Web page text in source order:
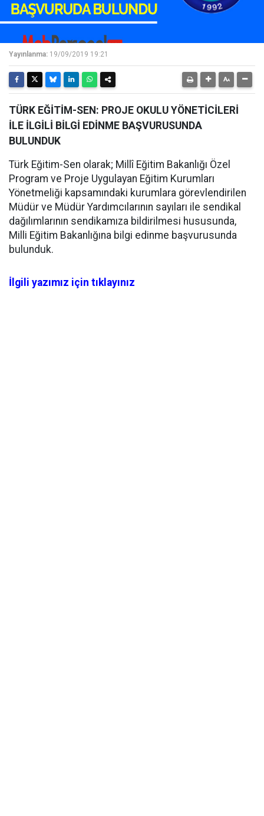
Yayınlanma: 19/09/2019 19:21
TÜRK EĞİTİM-SEN: PROJE OKULU YÖNETİCİLERİ
İLE İLGİLİ BİLGİ EDİNME BAŞVURUSUNDA
BULUNDUK
Türk Eğitim-Sen olarak; Millî Eğitim Bakanlığı Özel
Program ve Proje Uygulayan Eğitim Kurumları
Yönetmeliği kapsamındaki kurumlara görevlendirilen
Müdür ve Müdür Yardımcılarının sayıları ile sendikal
dağılımlarının sendikamıza bildirilmesi hususunda,
Milli Eğitim Bakanlığına bilgi edinme başvurusunda
bulunduk.
İlgili yazımız için tıklayınız